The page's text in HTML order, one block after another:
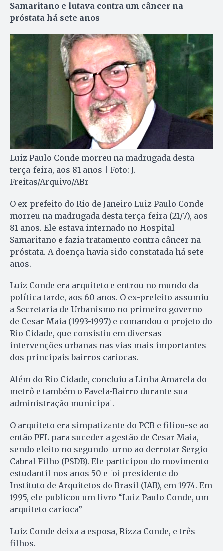
Samaritano e lutava contra um câncer na
próstata há sete anos
Luiz Paulo Conde morreu na madrugada desta
terça-feira, aos 81 anos | Foto: J.
Freitas/Arquivo/ABr
O ex-prefeito do Rio de Janeiro Luiz Paulo Conde
morreu na madrugada desta terça-feira (21/7), aos
81 anos. Ele estava internado no Hospital
Samaritano e fazia tratamento contra câncer na
próstata. A doença havia sido constatada há sete
anos.
Luiz Conde era arquiteto e entrou no mundo da
política tarde, aos 60 anos. O ex-prefeito assumiu
a Secretaria de Urbanismo no primeiro governo
de Cesar Maia (1993-1997) e comandou o projeto do
Rio Cidade, que consistiu em diversas
intervenções urbanas nas vias mais importantes
dos principais bairros cariocas.
Além do Rio Cidade, concluiu a Linha Amarela do
metrô e também o Favela-Bairro durante sua
administração municipal.
O arquiteto era simpatizante do PCB e filiou-se ao
então PFL para suceder a gestão de Cesar Maia,
sendo eleito no segundo turno ao derrotar Sergio
Cabral Filho (PSDB). Ele participou do movimento
estudantil nos anos 50 e foi presidente do
Instituto de Arquitetos do Brasil (IAB), em 1974. Em
1995, ele publicou um livro “Luiz Paulo Conde, um
arquiteto carioca”
Luiz Conde deixa a esposa, Rizza Conde, e três
filhos.